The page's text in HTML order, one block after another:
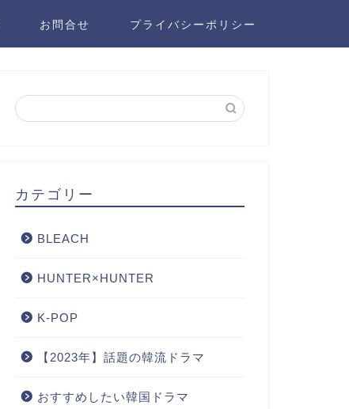
お問合せ プライバシーポリシー
カテゴリー
BLEACH
HUNTER×HUNTER
K-POP
【2023年】話題の韓流ドラマ
おすすめしたい韓国ドラマ